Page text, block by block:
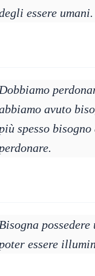
essere umani.
avuto
spesso
essere